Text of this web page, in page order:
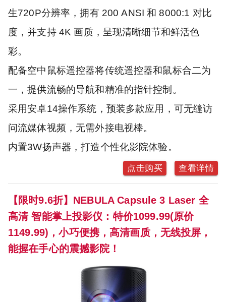
生720P分辨率，拥有 200 ANSI 和 8000:1 对比
度，并支持 4K 画质，呈现清晰细节和鲜活色
彩。
配备空中鼠标遥控器将传统遥控器和鼠标合二为
一，提供流畅的导航和精准的指针控制。
采用安卓14操作系统，预装多款应用，可无缝访
问流媒体视频，无需外接电视棒。
内置3W扬声器，打造个性化影院体验。
点击购买 查看详情
【限时9.6折】NEBULA Capsule 3 Laser 全
高清 智能掌上投影仪：特价1099.99(原价
1149.99)，小巧便携，高清画质，无线投屏，
能握在手心的震撼影院！